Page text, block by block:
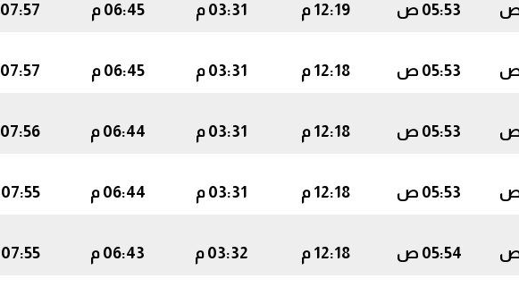
05:53 ص 12:19 م 03:31 م 06:45 م 07:57 م
05:53 ص 12:18 م 03:31 م 06:45 م 07:57 م
05:53 ص 12:18 م 03:31 م 06:44 م 07:56 م
05:53 ص 12:18 م 03:31 م 06:44 م 07:55 م
05:54 ص 12:18 م 03:32 م 06:43 م 07:55 م